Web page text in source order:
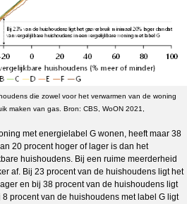
die zowel voor het verwarmen van de woning
maken van gas. Bron: CBS, WoON 2021,
met energielabel G wonen, heeft maar 38
20 procent hoger of lager is dan het
huishoudens. Bij een ruime meerderheid
af. Bij 23 procent van de huishoudens ligt het
en bij 38 procent van de huishoudens ligt
procent van de huishoudens met label G ligt